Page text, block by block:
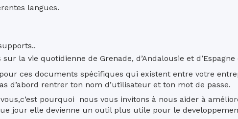
langues.
la vie quotidienne de Grenade, d’Andalousie et d’Espagne
ces documents spécifiques qui existent entre votre
d’abord rentrer ton nom d’utilisateur et ton mot de passe.
pourquoi nous vous invitons à nous aider à
jour elle devienne un outil plus utile pour le